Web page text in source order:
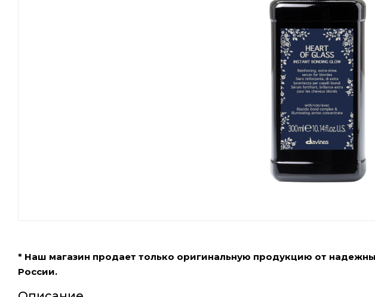
* Наш магазин продает только оригинальную продукцию от
России.